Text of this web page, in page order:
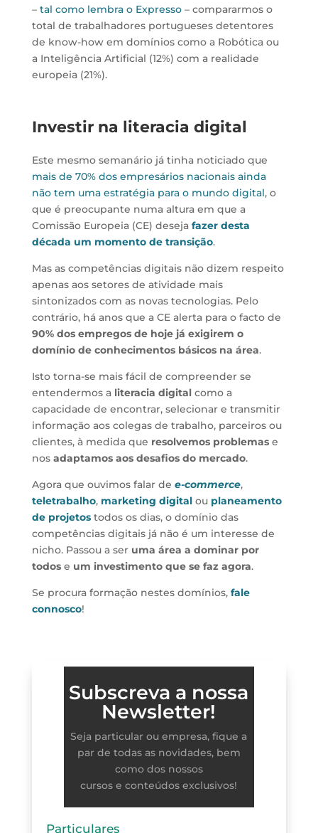
– tal como lembra o Expresso– compararmos o
total de trabalhadores portugueses detentores
de know-how em domínios como a Robótica ou
a Inteligência Artificial (12%) com a realidade
europeia (21%).
Investir na literacia digital
Este mesmo semanário já tinha noticiado que
mais de 70% dos empresários nacionais ainda
não tem uma estratégia para o mundo digital, o
que é preocupante numa altura em que a
Comissão Europeia (CE) deseja fazer desta
década um momento de transição.
Mas as competências digitais não dizem respeito
apenas aos setores de atividade mais
sintonizados com as novas tecnologias. Pelo
contrário, há anos que a CE alerta para o facto de
90% dos empregos de hoje já exigirem o
domínio de conhecimentos básicos na área.
Isto torna-se mais fácil de compreender se
entendermos a literacia digitalcomo a
capacidade de encontrar, selecionar e transmitir
informação aos colegas de trabalho, parceiros ou
clientes, à medida que resolvemos problemase
nos adaptamos aos desafios do mercado.
Agora que ouvimos falar de e-commerce,
teletrabalho, marketing digitalou planeamento
de projetostodos os dias, o domínio das
competências digitais já não é um interesse de
nicho. Passou a ser uma área a dominar por
todos e um investimento que se faz agora.
Se procura formação nestes domínios, fale
connosco!
Subscreva a nossa
Newsletter!
Seja particular ou empresa, fique a
par de todas as novidades, bem
como dos nossos
cursos e conteúdos exclusivos!
Particulares